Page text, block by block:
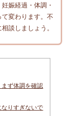
娠経過・体調・
変わります。不
談しましょう。
ず体調を確認
りすぎないで